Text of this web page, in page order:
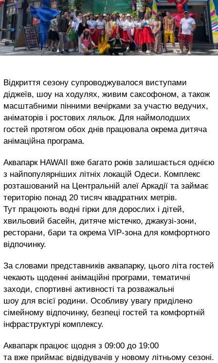
Відкриття сезону супроводжувалося виступами
діджеїв, шоу на ходулях, живим саксофоном, а також
масштабними пінними вечірками за участю ведучих,
аніматорів і ростових ляльок. Для наймолодших
гостей протягом обох днів працювала окрема дитяча
анімаційна програма.
Аквапарк HAWAII вже багато років залишається однією
з найпопулярніших літніх локацій Одеси. Комплекс
розташований на Центральній алеї Аркадії та займає
територію понад 20 тисяч квадратних метрів.
Тут працюють водні гірки для дорослих і дітей,
хвильовий басейн, дитяче містечко, джакузі-зони,
ресторани, бари та окрема VIP-зона для комфортного
відпочинку.
За словами представників аквапарку, цього літа гостей
чекають щоденні анімаційні програми, тематичні
заходи, спортивні активності та розважальні
шоу для всієї родини. Особливу увагу приділено
сімейному відпочинку, безпеці гостей та комфортній
інфраструктурі комплексу.
Аквапарк працює щодня з 09:00 до 19:00
та вже приймає відвідувачів у новому літньому сезоні.